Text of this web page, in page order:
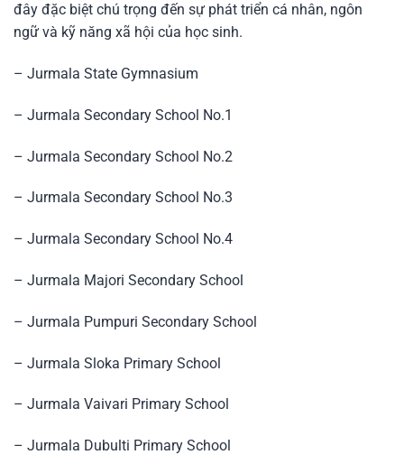
đây đặc biệt chú trọng đến sự phát triển cá nhân, ngôn
ngữ và kỹ năng xã hội của học sinh.
– Jurmala State Gymnasium
– Jurmala Secondary School No.1
– Jurmala Secondary School No.2
– Jurmala Secondary School No.3
– Jurmala Secondary School No.4
– Jurmala Majori Secondary School
– Jurmala Pumpuri Secondary School
– Jurmala Sloka Primary School
– Jurmala Vaivari Primary School
– Jurmala Dubulti Primary School